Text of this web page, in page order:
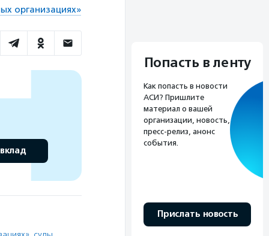
организациях»
Попасть в ленту
Как попасть в новости
АСИ? Пришлите
материал о вашей
организации, новость,
пресс-релиз, анонс
события.
Прислать новость